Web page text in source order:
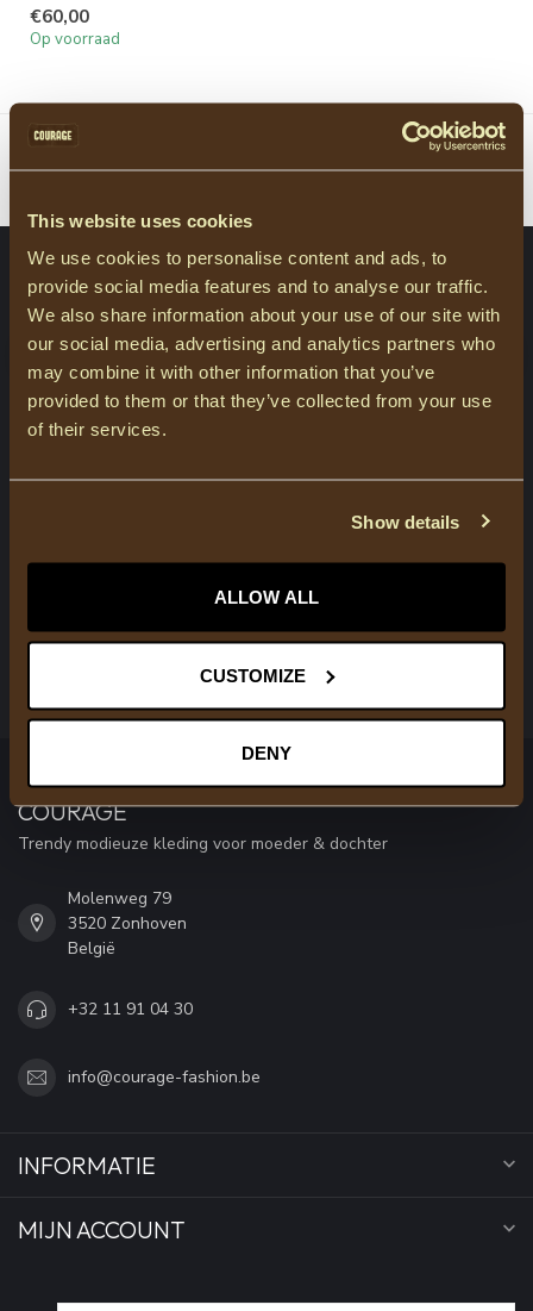
This website uses cookies
We use cookies to personalise content and ads, to
provide social media features and to analyse our traffic.
We also share information about your use of our site with
our social media, advertising and analytics partners who
may combine it with other information that you’ve
provided to them or that they’ve collected from your use
of their services.
Show details
ALLOW ALL
CUSTOMIZE
DENY
openge...
€60,00
Op voorraad
Heeft u vragen over onze producten of uw aankoop? Bezoek dan
antwoorden op veelgestelde vragen en verschillende manieren
KLANTENSERVICE
BEKIJK ONZE WINKELS
ABONNEER JE OP ONZE NIEUWSBRIEF
Blijf op de hoogte over onze laatste acties
COURAGE
Trendy modieuze kleding voor moeder & dochter
Molenweg 79
3520 Zonhoven
België
+32 11 91 04 30
info@courage-fashion.be
INFORMATIE
MIJN ACCOUNT